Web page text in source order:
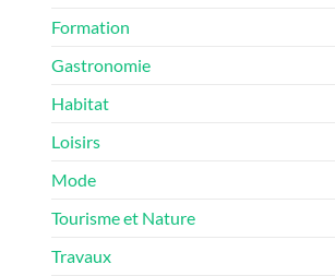
Formation
Gastronomie
Habitat
Loisirs
Mode
Tourisme et Nature
Travaux